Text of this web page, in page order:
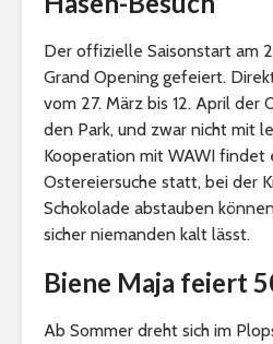
Der offizielle Saisonstart am
Grand Opening gefeiert.
vom 27. März bis 12. April der
den Park, und zwar nicht mit
Kooperation mit WAWI findet
Ostereiersuche statt, bei der
Schokolade abstauben
sicher niemanden kalt lässt.
Biene Maja feiert
Ab Sommer dreht sich im